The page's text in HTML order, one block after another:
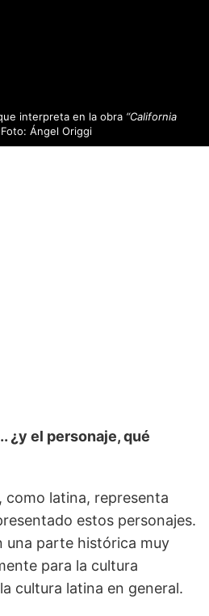
interpreta en la obra “California
Foto: Ángel Origgi
¿y el personaje, qué
como latina, representa
estos personajes.
una parte histórica muy
para la cultura
cultura latina en general.